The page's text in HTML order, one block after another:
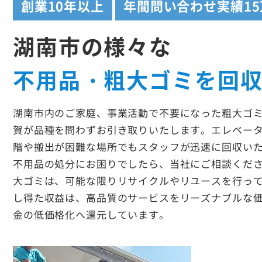
創業10年以上 年間問い合わせ実績
湖南市の様々な
不用品・粗大ゴミを回
湖南市内のご家庭、事業活動で不要になった粗大ゴ
賀が品種を問わずお引き取りいたします。エレベー
階や搬出が困難な場所でもスタッフが迅速に回収い
不用品の処分にお困りでしたら、当社にご相談くだ
大ゴミは、可能な限りリサイクルやリユースを行っ
し得た収益は、高品質のサービスをリーズナブルな
金の低価格化へ還元しています。